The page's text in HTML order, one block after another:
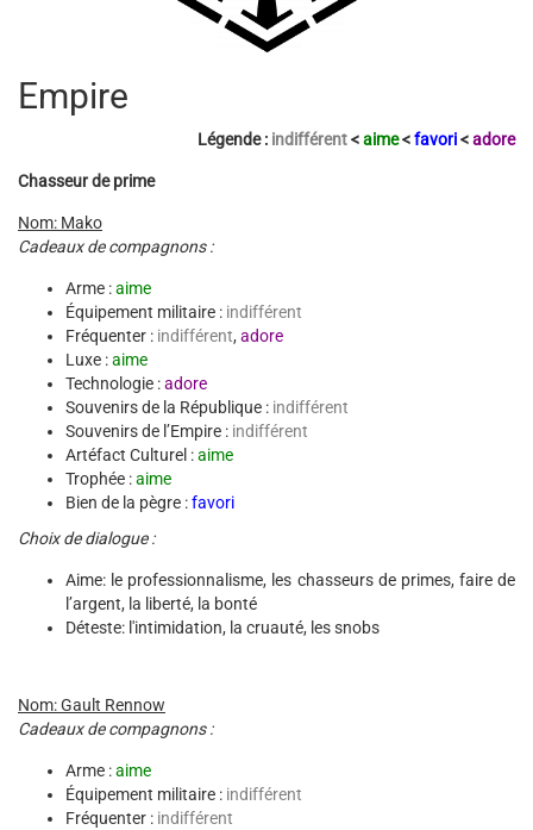
Empire
Légende : indifférent<aime<favori<adore
Chasseur de prime
Nom: Mako
Cadeaux de compagnons :
Arme :aime
Équipement militaire : indifférent
Fréquenter : indifférent, adore
Luxe :aime
Technologie :adore
Souvenirs de la République : indifférent
Souvenirs de l’Empire : indifférent
Artéfact Culturel :aime
Trophée :aime
Bien de la pègre :favori
Choix de dialogue :
Aime: le professionnalisme, les chasseurs de primes, faire de
l’argent, la liberté, la bonté
Déteste: l'intimidation, la cruauté, les snobs
Nom: Gault Rennow
Cadeaux de compagnons :
Arme :aime
Équipement militaire : indifférent
Fréquenter : indifférent